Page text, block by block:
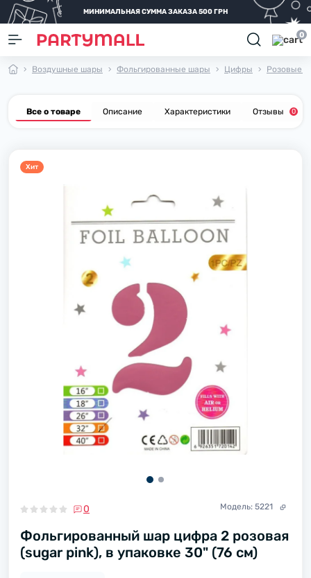
МИНИМАЛЬНАЯ СУММА ЗАКАЗА 500 ГРН
0
Воздушные шары Фольгированные шары Цифры Розовые
Все о товаре Описание Характеристики Отзывы 0
Хит
0 Модель: 5221
Фольгированный шар цифра 2 розовая
(sugar pink), в упаковке 30" (76 см)